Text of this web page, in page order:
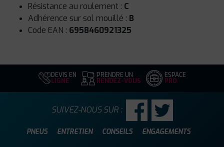
Résistance au roulement : C
Adhérence sur sol mouillé : B
Code EAN : 6958460921325
DEVIS EN
LIGNE
PRENDRE UN
RENDEZ-VOUS
ESPACE
PRO
PNEUS ENTRETIEN CONSEILS ENGAGEMENTS
SUIVEZ-NOUS SUR :